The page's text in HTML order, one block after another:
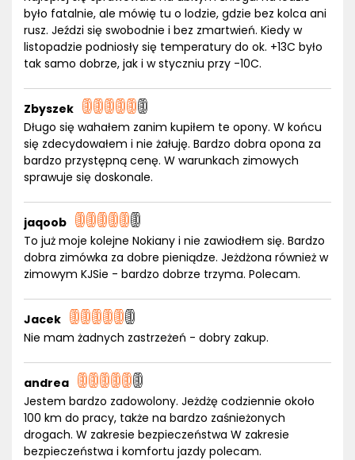
było fatalnie, ale mówię tu o lodzie, gdzie bez kolca ani
rusz. Jeździ się swobodnie i bez zmartwień. Kiedy w
listopadzie podniosły się temperatury do ok. +13C było
tak samo dobrze, jak i w styczniu przy -10C.
Zbyszek
Długo się wahałem zanim kupiłem te opony. W końcu
się zdecydowałem i nie żałuję. Bardzo dobra opona za
bardzo przystępną cenę. W warunkach zimowych
sprawuje się doskonale.
jaqoob
To już moje kolejne Nokiany i nie zawiodłem się. Bardzo
dobra zimówka za dobre pieniądze. Jeżdżona również w
zimowym KJSie - bardzo dobrze trzyma. Polecam.
Jacek
Nie mam żadnych zastrzeżeń - dobry zakup.
andrea
Jestem bardzo zadowolony. Jeżdżę codziennie około
100 km do pracy, także na bardzo zaśnieżonych
drogach. W zakresie bezpieczeństwa W zakresie
bezpieczeństwa i komfortu jazdy polecam.